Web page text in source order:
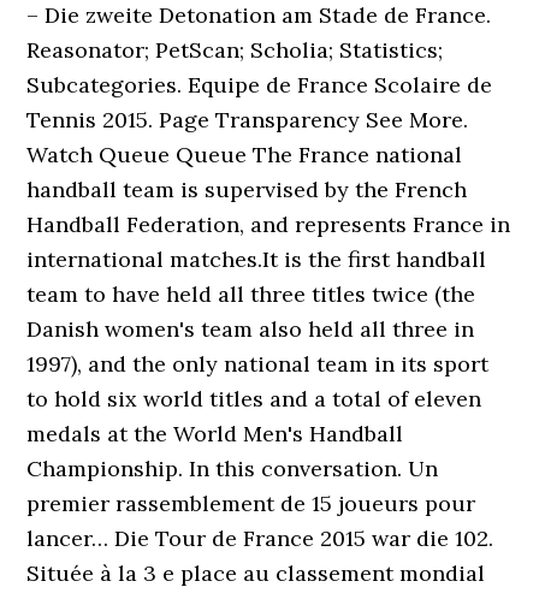
– Die zweite Detonation am Stade de France.
Reasonator; PetScan; Scholia; Statistics;
Subcategories. Equipe de France Scolaire de
Tennis 2015. Page Transparency See More.
Watch Queue Queue The France national
handball team is supervised by the French
Handball Federation, and represents France in
international matches.It is the first handball
team to have held all three titles twice (the
Danish women's team also held all three in
1997), and the only national team in its sport
to hold six world titles and a total of eleven
medals at the World Men's Handball
Championship. In this conversation. Un
premier rassemblement de 15 joueurs pour
lancer… Die Tour de France 2015 war die 102.
Située à la 3 e place au classement mondial